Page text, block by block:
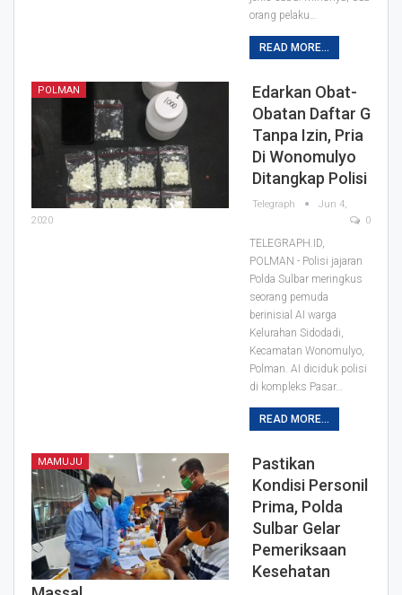
orang pelaku…
READ MORE...
POLMAN
Edarkan Obat-
Obatan Daftar G
Tanpa Izin, Pria
Di Wonomulyo
Ditangkap Polisi
Telegraph
Jun 4,
2020
0
TELEGRAPH.ID,
POLMAN - Polisi jajaran
Polda Sulbar meringkus
seorang pemuda
berinisial AI warga
Kelurahan Sidodadi,
Kecamatan Wonomulyo,
Polman. AI diciduk polisi
di kompleks Pasar…
READ MORE...
MAMUJU
Pastikan
Kondisi Personil
Prima, Polda
Sulbar Gelar
Pemeriksaan
Kesehatan